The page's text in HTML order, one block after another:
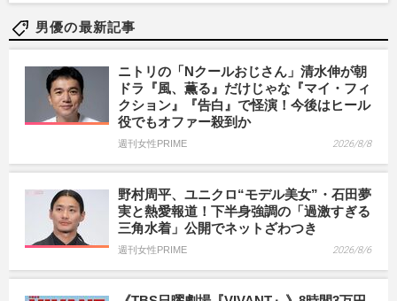
男優の最新記事
ニトリの「Nクールおじさん」清水伸が朝
ドラ『風、薫る』だけじゃな『マイ・フィ
クション』『告白』で怪演！今後はヒール
役でもオファー殺到か
週刊女性PRIME 2026/8/8
野村周平、ユニクロ“モデル美女”・石田夢
実と熱愛報道！下半身強調の「過激すぎる
三角水着」公開でネットざわつき
週刊女性PRIME 2026/8/6